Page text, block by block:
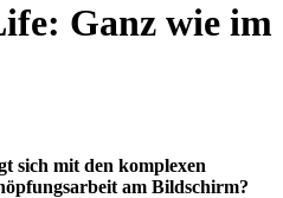
Ganz wie im
sich mit den komplexen
am Bildschirm?